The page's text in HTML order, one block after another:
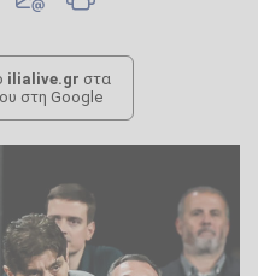
ilialive.gr στα
στη Google